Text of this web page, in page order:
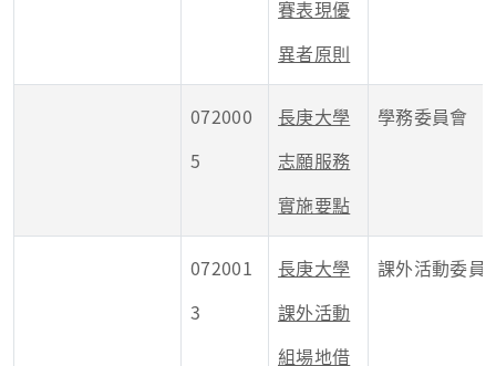
賽表現優
異者原則
072000
5
長庚大學
志願服務
實施要點
學務委員會
072001
3
長庚大學
課外活動
組場地借
課外活動委員